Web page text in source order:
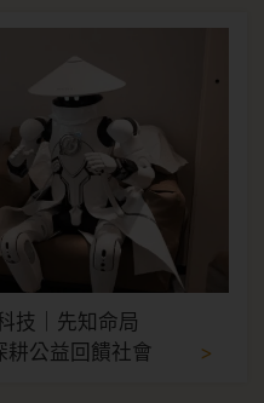
技｜先知命局
耕公益回饋社會
>